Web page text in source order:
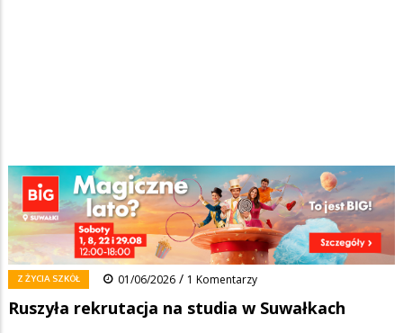
Ścieżka
nawigacyjna
Strona główna/Wiadomości/Z życia szkół /
Ruszyła rekrutacja na studia w Suwałkach
FacebookPinterestTumblr
0 Reddit Share
Z ŻYCIA SZKÓŁ 01/06/2026 / 1 Komentarzy
Ruszyła rekrutacja na studia w Suwałkach